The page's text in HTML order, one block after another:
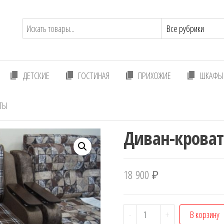
ДЕТСКИЕ ГОСТИНАЯ ПРИХОЖИЕ ШКАФЫ
Диван-
18 900 ₽
-
Количество
+ В корзину